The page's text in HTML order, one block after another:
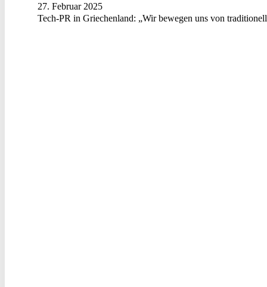
27. Februar 2025
Tech-PR in Griechenland: „Wir bewegen uns von